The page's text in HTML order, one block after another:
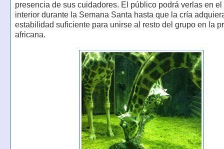
presencia de sus cuidadores. El público podrá verlas en el
interior durante la Semana Santa hasta que la cría
estabilidad suficiente para unirse al resto del grupo en la
africana.